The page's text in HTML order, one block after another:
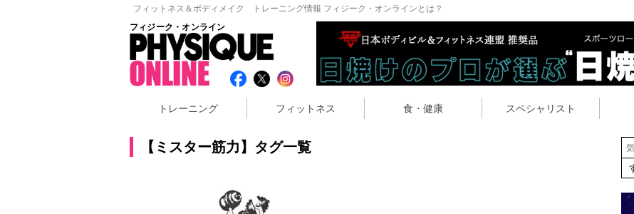
フィットネス＆ボディメイク トレーニング情報 フィジーク・オンラインとは？
フィジーク・オンライン
トレーニング フィットネス 食・健康 スペシャリスト
【ミスター筋力】タグ一覧